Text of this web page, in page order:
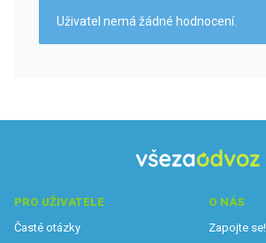
Uživatel nemá žádné hodnocení.
PRO UŽIVATELE
Časté otázky
O NÁS
Zapojte se!